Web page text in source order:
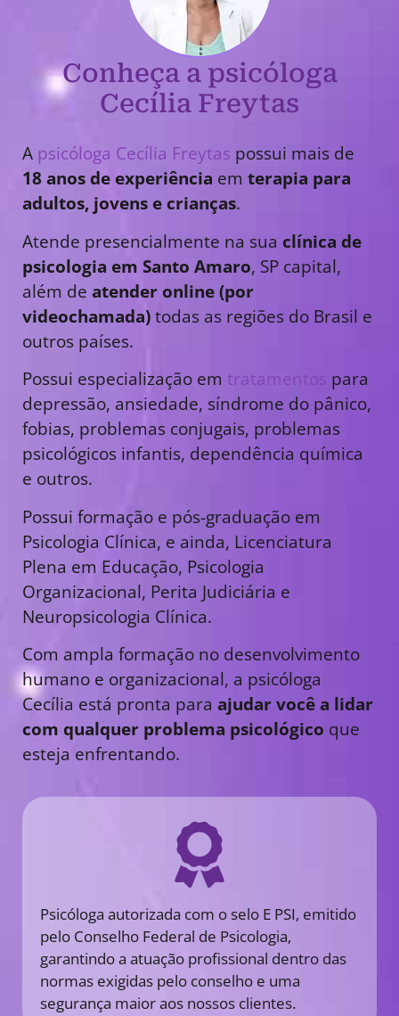
Conheça a psicóloga
Cecília Freytas
A psicóloga Cecília Freytas possui mais de
18 anos de experiência em terapia para
adultos, jovens e crianças.
Atende presencialmente na sua clínica de
psicologia em Santo Amaro, SP capital,
além de atender online (por
videochamada)todas as regiões do Brasil e
outros países.
Possui especialização em tratamentos para
depressão, ansiedade, síndrome do pânico,
fobias, problemas conjugais, problemas
psicológicos infantis, dependência química
e outros.
Possui formação e pós-graduação em
Psicologia Clínica, e ainda, Licenciatura
Plena em Educação, Psicologia
Organizacional, Perita Judiciária e
Neuropsicologia Clínica.
Com ampla formação no desenvolvimento
humano e organizacional, a psicóloga
Cecília está pronta para ajudar você a lidar
com qualquer problema psicológico que
esteja enfrentando.
Psicóloga autorizada com o selo E PSI, emitido
pelo Conselho Federal de Psicologia,
garantindo a atuação profissional dentro das
normas exigidas pelo conselho e uma
segurança maior aos nossos clientes.